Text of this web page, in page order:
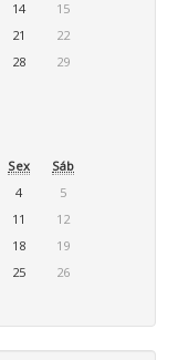
14
15
21
22
28
29
Sex
Sáb
4
5
11
12
18
19
25
26